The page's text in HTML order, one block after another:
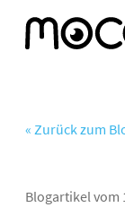
« Zurück zum
Blogartikel vom